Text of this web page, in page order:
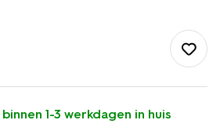
1-3 werkdagen in huis